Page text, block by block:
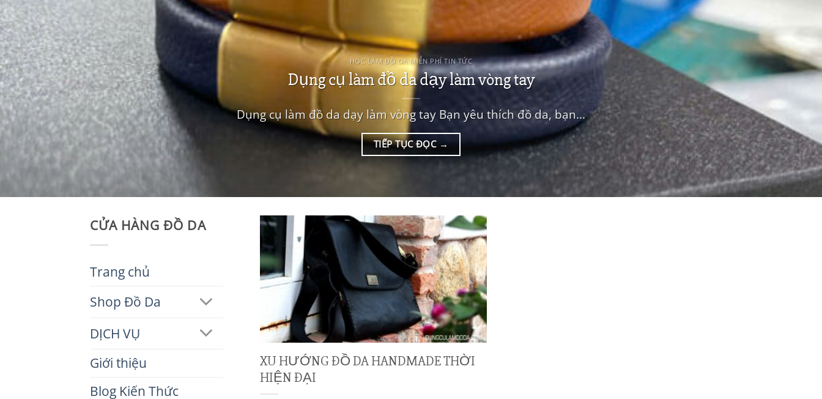
HỌC LÀM ĐỒ DA MIỄN PHÍ TIN TỨC
Dụng cụ làm đồ da dạy làm vòng tay
Dụng cụ làm đồ da dạy làm vòng tay Bạn yêu thích đồ da, bạn...
TIẾP TỤC ĐỌC→
CỬA HÀNG ĐỒ DA
Trang chủ
Shop Đồ Da
DỊCH VỤ
Giới thiệu
Blog Kiến Thức
XU HƯỚNG ĐỒ DA HANDMADE THỜI
HIỆN ĐẠI